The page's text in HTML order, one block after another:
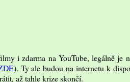
i zdarma na YouTube, legálně
). Ty ale budou na internetu k
až tahle krize skončí.